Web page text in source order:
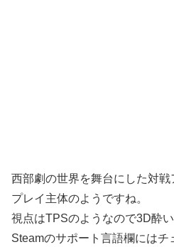
西部劇の世界を舞台にした対
プレイ主体のようですね。
視点はTPSのようなので3D酔
Steamのサポート言語欄には